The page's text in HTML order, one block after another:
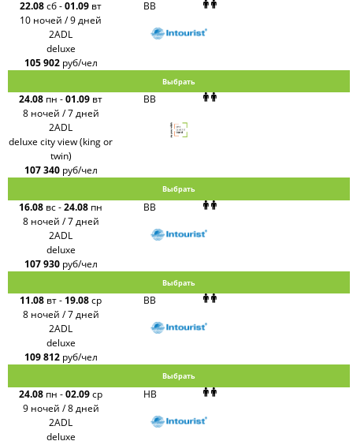
22.08сб-01.09 вт
10 ночей / 9 дней
BB
2ADL
deluxe
105 902 руб/чел
Выбрать
24.08 пн -01.09 вт
8 ночей / 7 дней
BB
2ADL
deluxe city view (king or
twin)
107 340 руб/чел
Выбрать
16.08 вс-24.08 пн
8 ночей / 7 дней
BB
2ADL
deluxe
107 930 руб/чел
Выбрать
11.08 вт- 19.08ср
8 ночей / 7 дней
BB
2ADL
deluxe
109 812 руб/чел
Выбрать
24.08 пн -02.09ср
9 ночей / 8 дней
HB
2ADL
deluxe